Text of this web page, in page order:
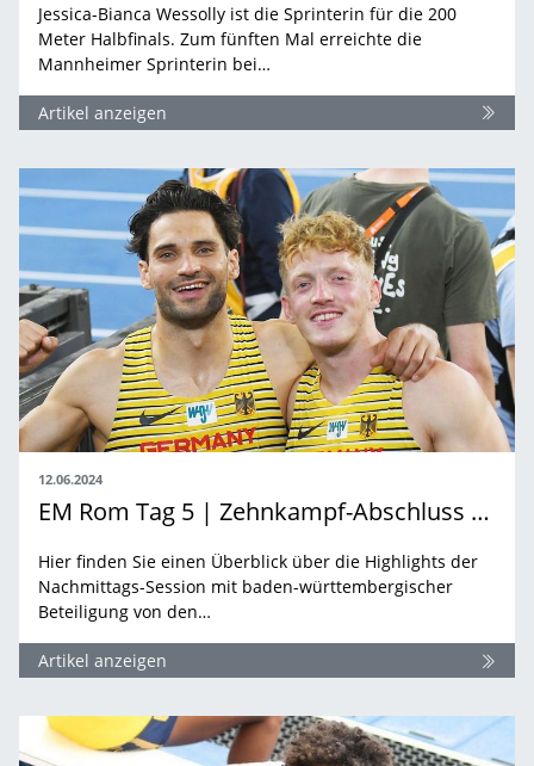
Jessica-Bianca Wessolly ist die Sprinterin für die 200
Meter Halbfinals. Zum fünften Mal erreichte die
Mannheimer Sprinterin bei…
Artikel anzeigen
12.06.2024
EM Rom Tag 5 | Zehnkampf-Abschluss und 10.000 Meter-Finale
Hier finden Sie einen Überblick über die Highlights der
Nachmittags-Session mit baden-württembergischer
Beteiligung von den…
Artikel anzeigen